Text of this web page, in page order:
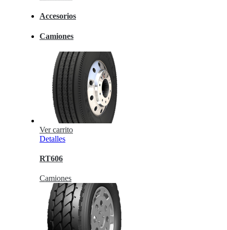
Accesorios
Camiones
Ver carrito
Detalles
RT606
Camiones